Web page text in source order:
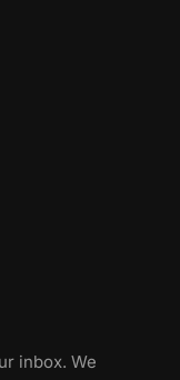
inbox. We